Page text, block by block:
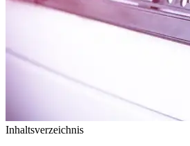
Inhaltsverzeichnis